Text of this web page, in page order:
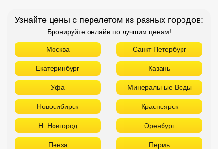
Узнайте цены с перелетом из разных городов:
Бронируйте онлайн по лучшим ценам!
Москва Санкт Петербург
Екатеринбург Казань
Уфа Минеральные Воды
Новосибирск Красноярск
Н. Новгород Оренбург
Пенза Пермь